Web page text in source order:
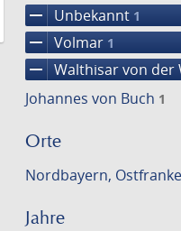
remove Unbekannt 1
remove Volmar 1
remove Walthisar von der
Johannes von Buch 1
Orte
Nordbayern,
Jahre